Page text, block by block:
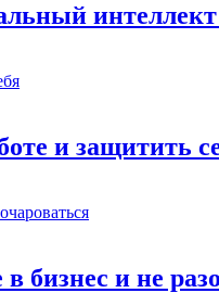
и защитить
бизнес и не